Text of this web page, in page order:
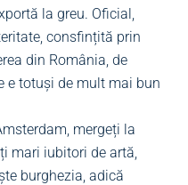
la greu. Oficial,
consfințită prin
din România, de
e totuși de mult mai bun
mergeți la
mari iubitori de artă,
burghezia, adică